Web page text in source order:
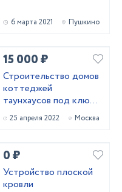
6 марта 2021 Пушкино
15 000 ₽
Строительство домов
коттеджей
таунхаусов под ключ
г Москве МО
Качество сроки
догово
25 апреля 2022 Москва
0 ₽
Устройство плоской
кровли